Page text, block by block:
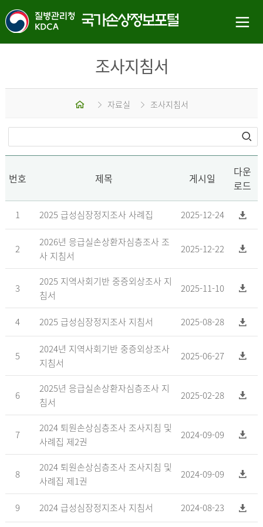
조사지침서
홈 자료실 조사지침서
번호 제목 게시일
다운
로드
1 2025 급성심장정지조사 사례집 2025-12-24
2
2026년 응급실손상환자심층조사 조
사 지침서
2025-12-22
3
2025 지역사회기반 중증외상조사 지
침서
2025-11-10
4 2025 급성심장정지조사 지침서 2025-08-28
5
2024년 지역사회기반 중증외상조사
지침서
2025-06-27
6
2025년 응급실손상환자심층조사 지
침서
2025-02-28
7
2024 퇴원손상심층조사 조사지침 및
사례집 제2권
2024-09-09
8
2024 퇴원손상심층조사 조사지침 및
사례집 제1권
2024-09-09
9 2024 급성심장정지조사 지침서 2024-08-23